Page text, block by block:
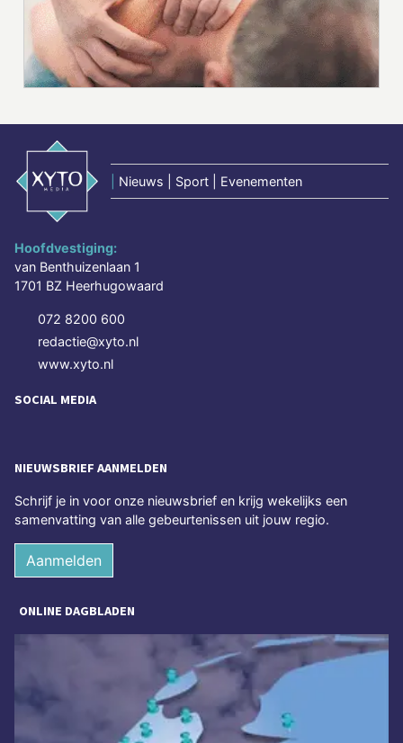
Nieuws | Sport | Evenementen
Hoofdvestiging:
van Benthuizenlaan 1
1701 BZ Heerhugowaard
072 8200 600
redactie@xyto.nl
www.xyto.nl
SOCIAL MEDIA
NIEUWSBRIEF AANMELDEN
Schrijf je in voor onze nieuwsbrief en krijg wekelijks een
samenvatting van alle gebeurtenissen uit jouw regio.
Aanmelden
ONLINE DAGBLADEN